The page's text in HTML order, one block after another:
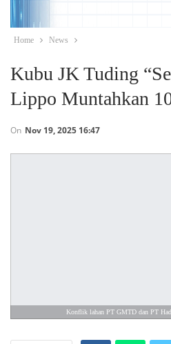
Home News
Kubu JK Tuding
Lippo Muntahkan
On Nov 19, 2025 16:47
Konflik lahan PT GMTD dan PT